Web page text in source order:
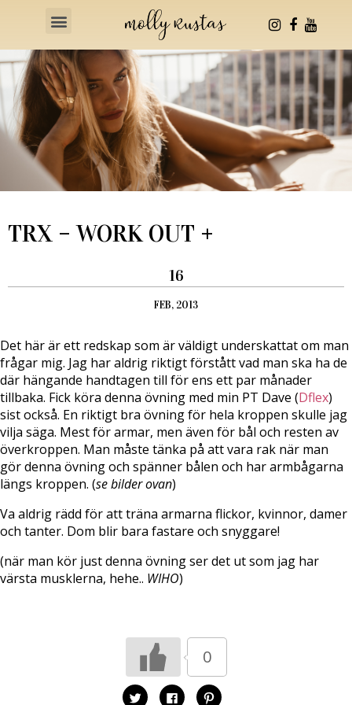
TRX – WORK OUT +
16
FEB, 2013
Det här är ett redskap som är väldigt underskattat om man
frågar mig. Jag har aldrig riktigt förstått vad man ska ha de
där hängande handtagen till för ens ett par månader
tillbaka. Fick köra denna övning med min PT Dave (Dflex)
sist också. En riktigt bra övning för hela kroppen skulle jag
vilja säga. Mest för armar, men även för bål och resten av
överkroppen. Man måste tänka på att vara rak när man
gör denna övning och spänner bålen och har armbågarna
längs kroppen. (se bilder ovan)
Va aldrig rädd för att träna armarna flickor, kvinnor, damer
och tanter. Dom blir bara fastare och snyggare!
(när man kör just denna övning ser det ut som jag har
värsta musklerna, hehe.. WIHO)
0
K K K